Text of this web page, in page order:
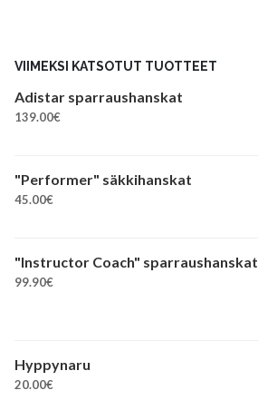
VIIMEKSI KATSOTUT TUOTTEET
Adistar sparraushanskat
139.00€
"Performer" säkkihanskat
45.00€
"Instructor Coach" sparraushanskat
99.90€
Hyppynaru
20.00€